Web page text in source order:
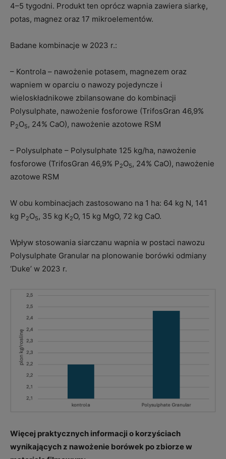
4–5 tygodni. Produkt ten oprócz wapnia zawiera siarkę,
potas, magnez oraz 17 mikroelementów.
Badane kombinacje w 2023 r.:
– Kontrola – nawożenie potasem, magnezem oraz
wapniem w oparciu o nawozy pojedyncze i
wieloskładnikowe zbilansowane do kombinacji
Polysulphate, nawożenie fosforowe (TrifosGran 46,9%
P2O5 , 24% CaO), nawożenie azotowe RSM
– Polysulphate – Polysulphate 125 kg/ha, nawożenie
fosforowe (TrifosGran 46,9% P2O5 , 24% CaO), nawożenie
azotowe RSM
W obu kombinacjach zastosowano na 1 ha: 64 kg N, 141
kg P2O5 , 35 kg K2O, 15 kg MgO, 72 kg CaO.
Wpływ stosowania siarczanu wapnia w postaci nawozu
Polysulphate Granular na plonowanie borówki odmiany
‘Duke’ w 2023 r.
Więcej praktycznych informacji o korzyściach
wynikających z nawożenie borówek po zbiorze w